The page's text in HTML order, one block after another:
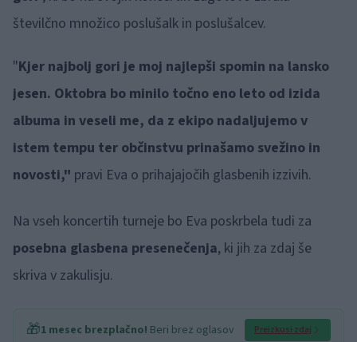
številčno množico poslušalk in poslušalcev.
"Kjer najbolj gori je moj najlepši spomin na lansko
jesen. Oktobra bo minilo točno eno leto od izida
albuma in veseli me, da z ekipo nadaljujemo v
istem tempu ter občinstvu prinašamo svežino in
novosti," pravi Eva o prihajajočih glasbenih izzivih.
Na vseh koncertih turneje bo Eva poskrbela tudi za
posebna glasbena presenečenja, ki jih za zdaj še
skriva v zakulisju.
🎁1 mesec brezplačno! Beri brez oglasov Preizkusi zdaj